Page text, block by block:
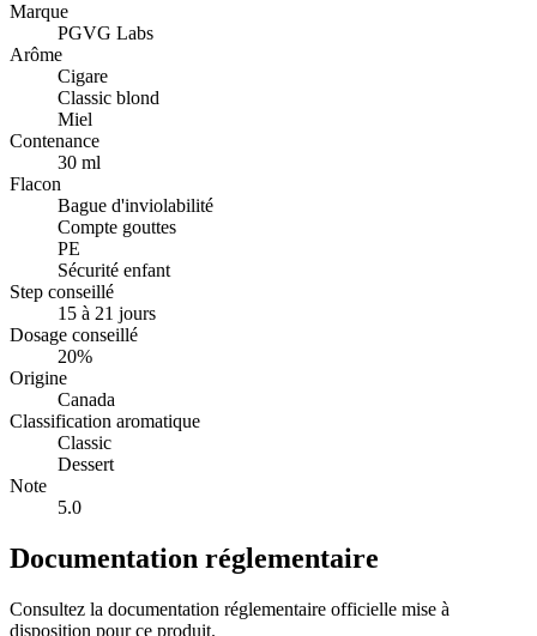
Marque
PGVG Labs
Arôme
Cigare
Classic blond
Miel
Contenance
30 ml
Flacon
Bague d'inviolabilité
Compte gouttes
PE
Sécurité enfant
Step conseillé
15 à 21 jours
Dosage conseillé
20%
Origine
Canada
Classification aromatique
Classic
Dessert
Note
5.0
Documentation réglementaire
Consultez la documentation réglementaire officielle mise à
disposition pour ce produit.